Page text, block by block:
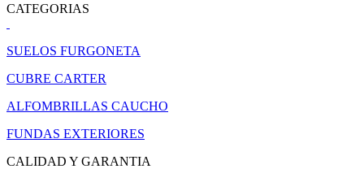
CATEGORIAS
SUELOS FURGONETA
CUBRE CARTER
ALFOMBRILLAS CAUCHO
FUNDAS EXTERIORES
CALIDAD Y GARANTIA